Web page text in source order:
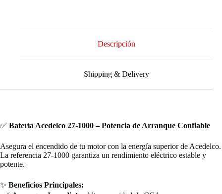
Descripción
Shipping & Delivery
✅ Batería Acedelco 27-1000 – Potencia de Arranque Confiable
Asegura el encendido de tu motor con la energía superior de Acedelco.
La referencia 27-1000 garantiza un rendimiento eléctrico estable y
potente.
✨ Beneficios Principales: